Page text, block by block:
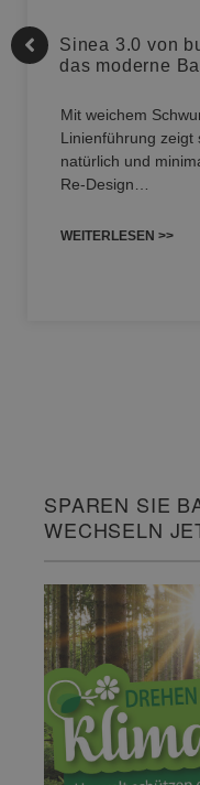
Sinea 3.0 von
das moderne
Mit weichem
Linienführung zeigt
natürlich und
Re-Design…
WEITERLESEN >>
SPAREN SIE
WECHSELN